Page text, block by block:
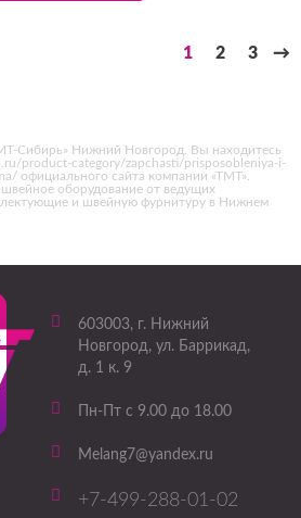
1 2 3 →
Сибирь» Нижний Новгород. Вы находитесь
product-category/zapchasti/prisposobleniya-i-
официального сайта компании «ТМТ».
оборудование от ведущих
и швейную фурнитуру в Нижнем
603003, г. Нижний
Новгород, ул. Баррикад,
д. 1 к. 9
Пн-Пт с 9.00 до 18.00
Melang7@yandex.ru
+7-499-288-01-02